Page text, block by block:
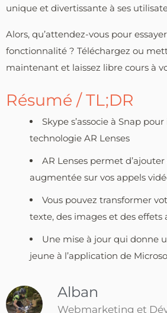
unique et divertissante à ses
Alors, qu’attendez-vous pour
fonctionnalité ? Téléchargez ou
maintenant et laissez libre cours à
Résumé / TL;DR
Skype s’associe à Snap
technologie AR Lenses
AR Lenses permet
augmentée sur vos appels
Vous pouvez transformer
texte, des images et des effets
Une mise à jour qui donne
jeune à l’application de
Alban
Webmarketing et